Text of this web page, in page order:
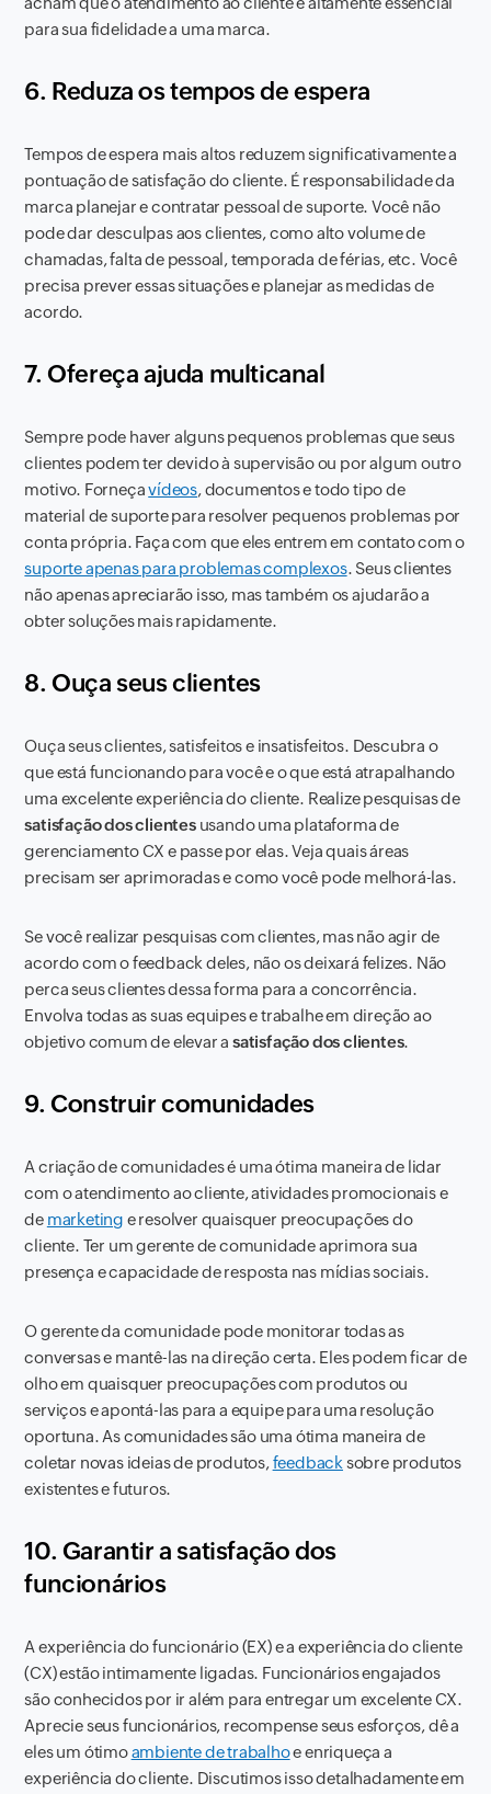
para sua fidelidade a uma marca.
6. Reduza os tempos de espera
Tempos de espera mais altos reduzem significativamente a
pontuação de satisfação do cliente. É responsabilidade da
marca planejar e contratar pessoal de suporte. Você não
pode dar desculpas aos clientes, como alto volume de
chamadas, falta de pessoal, temporada de férias, etc. Você
precisa prever essas situações e planejar as medidas de
acordo.
7. Ofereça ajuda multicanal
Sempre pode haver alguns pequenos problemas que seus
clientes podem ter devido à supervisão ou por algum outro
motivo. Forneçavídeos, documentos e todo tipo de
material de suporte para resolver pequenos problemas por
conta própria. Faça com que eles entrem em contato com o
suporte apenas para problemas complexos. Seus clientes
não apenas apreciarão isso, mas também os ajudarão a
obter soluções mais rapidamente.
8. Ouça seus clientes
Ouça seus clientes, satisfeitos e insatisfeitos. Descubra o
que está funcionando para você e o que está atrapalhando
uma excelente experiência do cliente. Realize pesquisas de
satisfação dos clientesusando uma plataforma de
gerenciamento CX e passe por elas. Veja quais áreas
precisam ser aprimoradas e como você pode melhorá-las.
Se você realizar pesquisas com clientes, mas não agir de
acordo com o feedback deles, não os deixará felizes. Não
perca seus clientes dessa forma para a concorrência.
Envolva todas as suas equipes e trabalhe em direção ao
objetivo comum de elevar asatisfação dos clientes.
9. Construir comunidades
A criação de comunidades é uma ótima maneira de lidar
com o atendimento ao cliente, atividades promocionais e
de marketing e resolver quaisquer preocupações do
cliente. Ter um gerente de comunidade aprimora sua
presença e capacidade de resposta nas mídias sociais.
O gerente da comunidade pode monitorar todas as
conversas e mantê-las na direção certa. Eles podem ficar de
olho em quaisquer preocupações com produtos ou
serviços e apontá-las para a equipe para uma resolução
oportuna. As comunidades são uma ótima maneira de
coletar novas ideias de produtos,feedback sobre produtos
existentes e futuros.
10. Garantir a satisfação dos
funcionários
A experiência do funcionário (EX) e a experiência do cliente
(CX) estão intimamente ligadas. Funcionários engajados
são conhecidos por ir além para entregar um excelente CX.
Aprecie seus funcionários, recompense seus esforços, dê a
eles um ótimoambiente de trabalhoe enriqueça a
experiência do cliente. Discutimos isso detalhadamente em